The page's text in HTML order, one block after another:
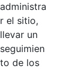
administra
r el sitio,
llevar un
seguimien
to de los